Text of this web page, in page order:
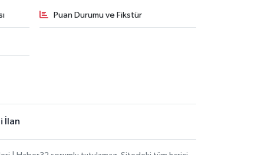
Puan Durumu ve Fikstür
İlan